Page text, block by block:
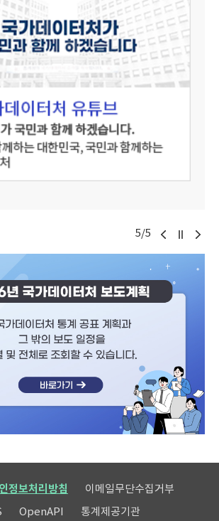
5/5
정보처리방침
이메일무단수집거부
OpenAPI 통계제공기관